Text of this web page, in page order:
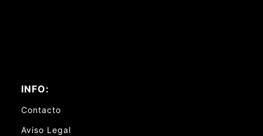
INFO:
Contacto
Aviso Legal